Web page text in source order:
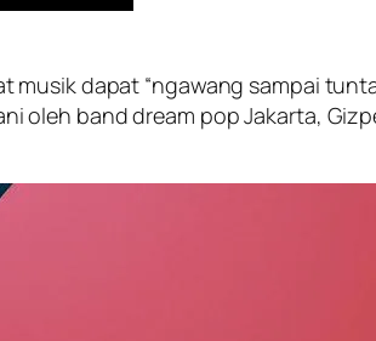
musik dapat “ngawang sampai
oleh band dream pop Jakarta,